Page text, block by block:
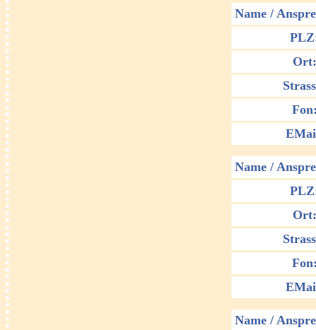
Name /
Ort:
Name /
Ort:
Name /